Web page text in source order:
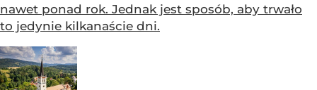
nawet ponad rok. Jednak jest sposób, aby trwało
to jedynie kilkanaście dni.